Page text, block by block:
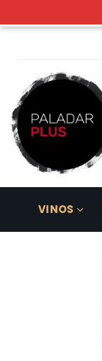
Skip
VINOS